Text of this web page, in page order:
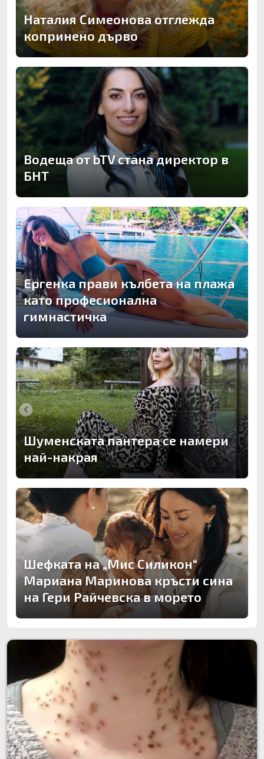
Наталия Симеонова отглежда
копринено дърво
Водеща от bTV стана директор в
БНТ
Ергенка прави кълбета на плажа
като професионална
гимнастичка
Шуменската пантера се намери
най-накрая
Шефката на „Мис Силикон“
Мариана Маринова кръсти сина
на Гери Райчевска в морето